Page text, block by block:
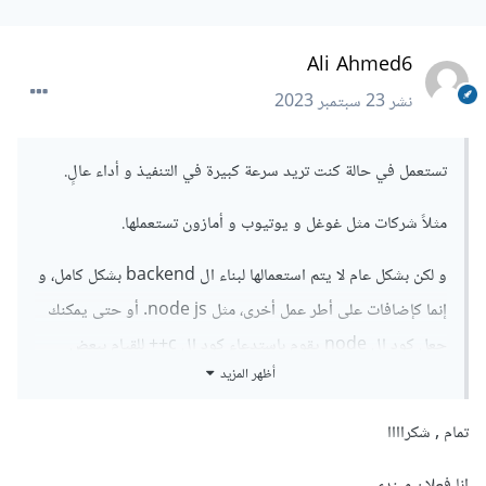
Ali Ahmed6
نشر23 سبتمبر 2023
تستعمل في حالة كنت تريد سرعة كبيرة في التنفيذ و أداء عالٍ.
مثلاً شركات مثل غوغل و يوتيوب و أمازون تستعملها.
و لكن بشكل عام لا يتم استعمالها لبناء ال backend بشكل كامل، و
إنما كإضافات على أطر عمل أخرى، مثل node js. أو حتى يمكنك
جعل كود ال node يقوم باستدعاء كود ال c++ للقيام ببعض
العمليات التي تعتقد أنها تحتاج سرعة كبيرة.
أيضاً يمكنك كتابة جزء من ال backend بال c++ على شكل
أظهر المزيد
تمام , شكراااا